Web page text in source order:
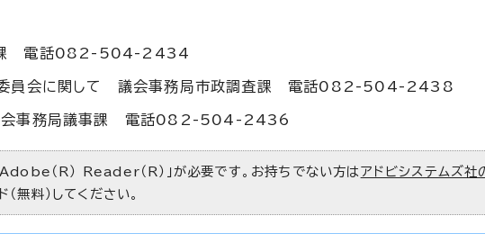
課 電話082-504-2434
別委員会に関して 議会事務局市政調査課 電話082-504-2438
会事務局議事課 電話082-504-2436
（R） Reader（R）」が必要です。お持ちでない方は アドビシステムズ社
無料）してください。